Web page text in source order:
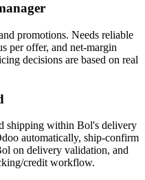
promotions. Needs reliable
per offer, and net-margin
decisions are based on real
shipping within Bol's delivery
automatically, ship-confirm
on delivery validation, and
credit workflow.